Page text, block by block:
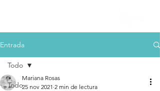
Entrada
Todo
Todo
Mariana Rosas
25 nov 2021 2 min de lectura